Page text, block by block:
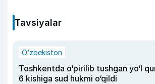
Tavsiyalar
O‘zbekiston
Toshkentda o‘pirilib tushgan yo‘l
6 kishiga sud hukmi o‘qildi